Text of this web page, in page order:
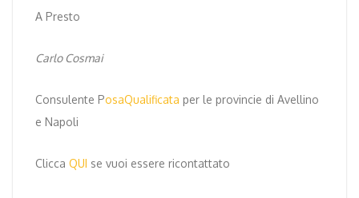
A Presto
Carlo Cosmai
Consulente PosaQualificata per le provincie di Avellino
e Napoli
Clicca QUI se vuoi essere ricontattato